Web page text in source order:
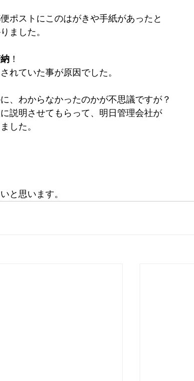
ポストにこのはがきや手紙があったと
ました。
！
れていた事が原因でした。
、わからなかったのかが不思議ですが？
説明させてもらって、明日管理会社が
した。
と思います。